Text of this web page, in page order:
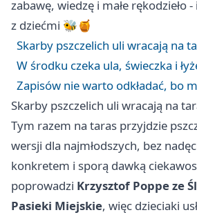
zabawę, wiedzę i małe rękodzieło
z dziećmi 🐝🍯
Skarby pszczelich uli wracają na
W środku czeka ula, świeczka i
Zapisów nie warto odkładać, bo
Skarby pszczelich uli wracają na
Tym razem na taras przyjdzie
wersji dla najmłodszych, bez
konkretem i sporą dawką
poprowadzi Krzysztof Poppe ze
Pasieki Miejskie, więc dzieciaki